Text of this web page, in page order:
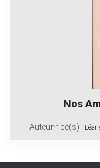
Nos
Auteur·rice(s) :